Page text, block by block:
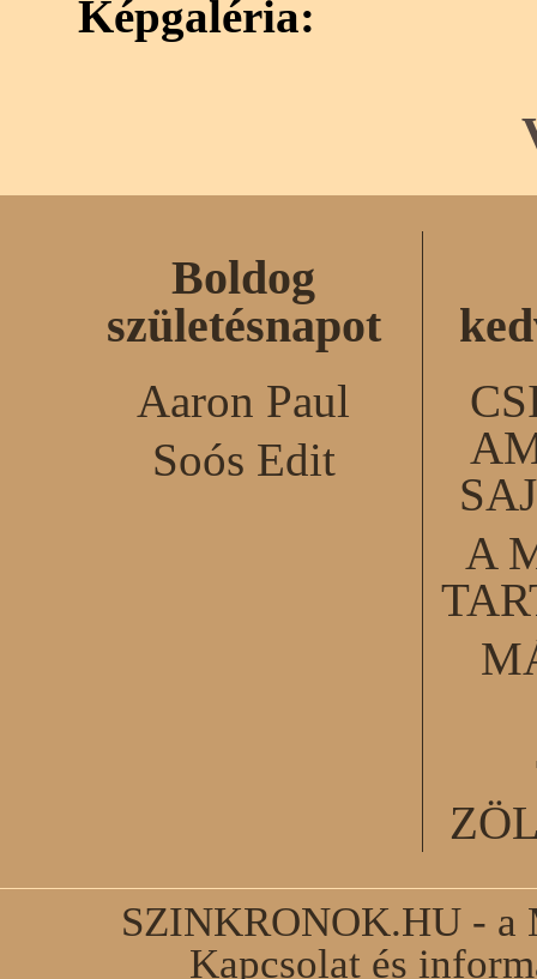
Képgaléria:
Boldog
születésnapot
Aaron Paul
Soós Edit
A
SZINKRONOK.HU - a
Kapcsolat és